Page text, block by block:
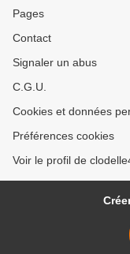
Pages
Contact
Signaler un abus
C.G.U.
Cookies et données
Préférences cookies
Voir le profil de